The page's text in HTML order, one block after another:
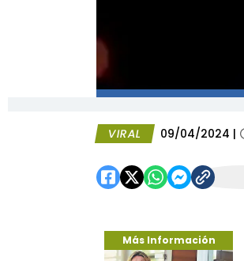
VIRAL 09/04/2024 |
Más Información